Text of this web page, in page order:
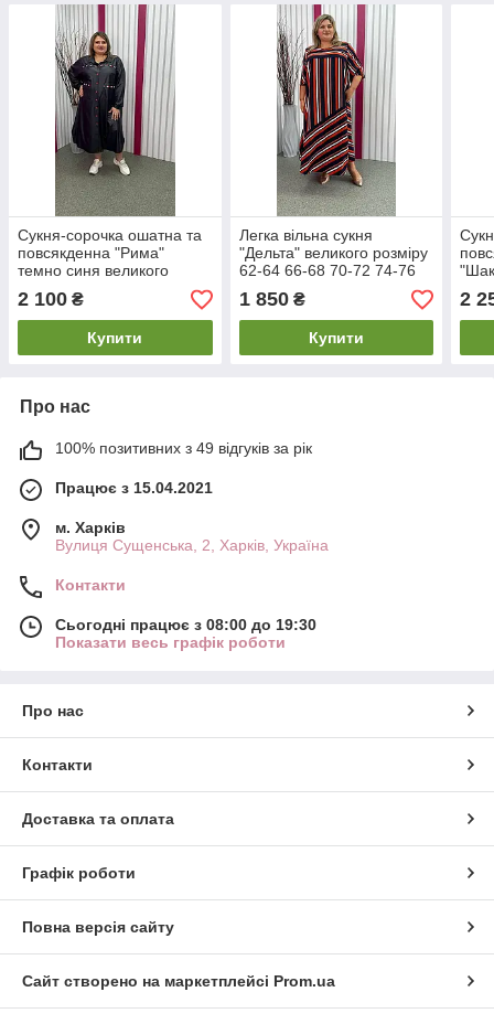
Сукня-сорочка ошатна та
повсякденна "Рима"
темно синя великого
розміру 62-64 66-68 70-72
74-76
2 100 ₴
Купити
Легка вільна сукня
"Дельта" великого розміру
62-64 66-68 70-72 74-76
1 850₴
Купити
66-
2
Про нас
100% позитивних з 49 відгуків за рік
Працює з 15.04.2021
м. Харків
Вулиця Сущенська, 2, Харків, Україна
Контакти
Сьогодні працює з 08:00 до 19:30
Показати весь графік роботи
Про нас
Контакти
Доставка та оплата
Графік роботи
Повна версія сайту
Сайт створено на маркетплейсі Prom.ua